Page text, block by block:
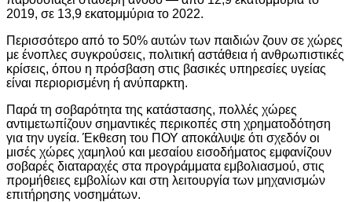
2019, σε 13,9 εκατομμύρια το 2022.
Περισσότερο από το 50% αυτών των παιδιών ζουν σε χώρες
με ένοπλες συγκρούσεις, πολιτική αστάθεια ή ανθρωπιστικές
κρίσεις, όπου η πρόσβαση στις βασικές υπηρεσίες υγείας
είναι περιορισμένη ή ανύπαρκτη.
Παρά τη σοβαρότητα της κατάστασης, πολλές χώρες
αντιμετωπίζουν σημαντικές περικοπές στη χρηματοδότηση
για την υγεία. Έκθεση του ΠΟΥ αποκάλυψε ότι σχεδόν οι
μισές χώρες χαμηλού και μεσαίου εισοδήματος εμφανίζουν
σοβαρές διαταραχές στα προγράμματα εμβολιασμού, στις
προμήθειες εμβολίων και στη λειτουργία των μηχανισμών
επιτήρησης νοσημάτων.